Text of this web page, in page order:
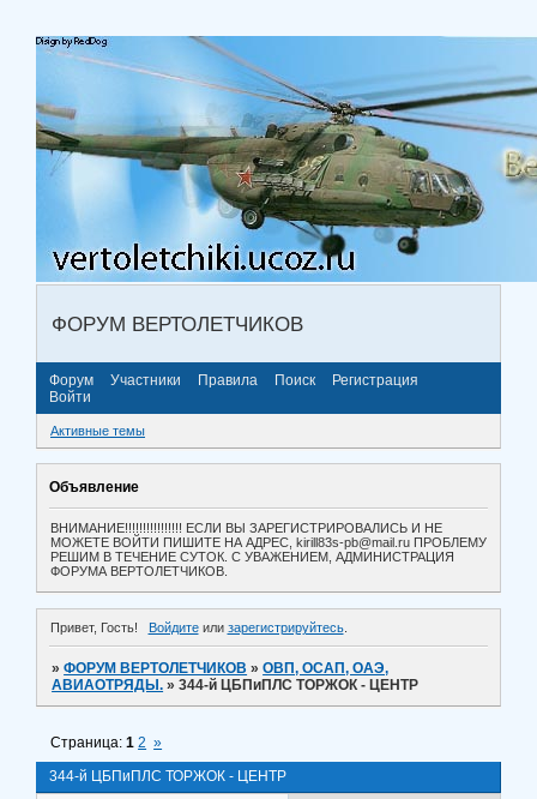
ФОРУМ ВЕРТОЛЕТЧИКОВ
Форум Участники Правила Поиск
Регистрация
Войти
Активные темы
Объявление
ВНИМАНИЕ!!!!!!!!!!!!!!!! ЕСЛИ ВЫ ЗАРЕГИСТРИРОВАЛИСЬ И НЕ
МОЖЕТЕ ВОЙТИ ПИШИТЕ НА АДРЕС, kirill83s-pb@mail.ru ПРОБЛЕМУ
РЕШИМ В ТЕЧЕНИЕ СУТОК. С УВАЖЕНИЕМ, АДМИНИСТРАЦИЯ
ФОРУМА ВЕРТОЛЕТЧИКОВ.
Привет, Гость! Войдитеили зарегистрируйтесь.
»ФОРУМ ВЕРТОЛЕТЧИКОВ »ОВП, ОСАП, ОАЭ,
АВИАОТРЯДЫ. »344-й ЦБПиПЛС ТОРЖОК - ЦЕНТР
344-й ЦБПиПЛС ТОРЖОК - ЦЕНТР
Страница:1 2 »